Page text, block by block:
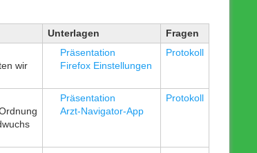
Unterlagen
Fragen
wir
Präsentation
Firefox Einstellungen
Protokoll
Präsentation
Arzt-Navigator-App
Protokoll